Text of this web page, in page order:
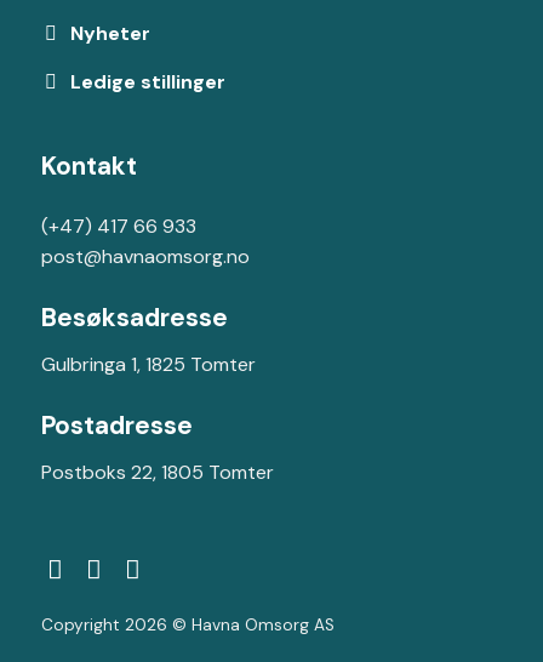
Nyheter
Ledige stillinger
Kontakt
(+47) 417 66 933
post@havnaomsorg.no
Besøksadresse
Gulbringa 1, 1825 Tomter
Postadresse
Postboks 22, 1805 Tomter
Copyright 2026 © Havna Omsorg AS